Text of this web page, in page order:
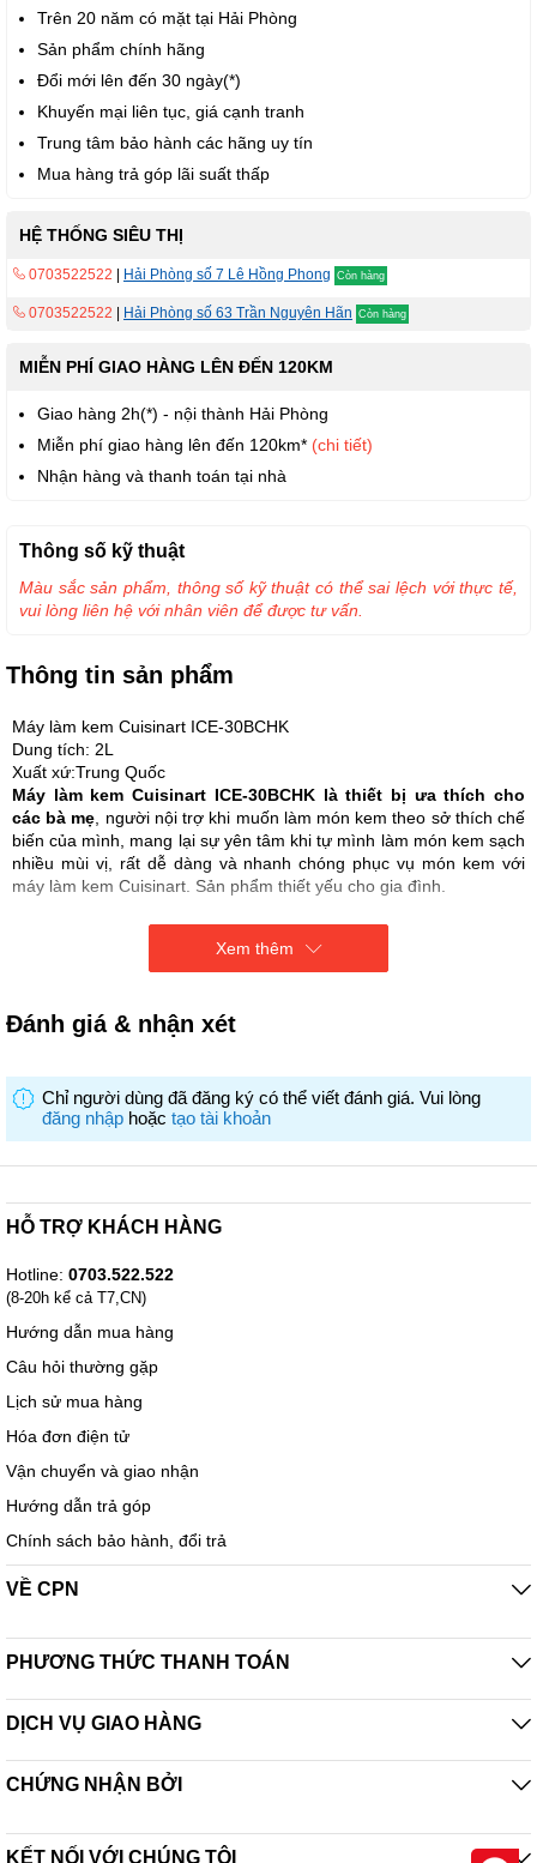
Trên 20 năm có mặt tại Hải Phòng
Sản phẩm chính hãng
Đổi mới lên đến 30 ngày(*)
Khuyến mại liên tục, giá cạnh tranh
Trung tâm bảo hành các hãng uy tín
Mua hàng trả góp lãi suất thấp
HỆ THỐNG SIÊU THỊ
0703522522 Hải Phòng số 7 Lê Hồng Phong Còn hàng
0703522522 Hải Phòng số 63 Trần Nguyên Hãn Còn hàng
MIỄN PHÍ GIAO HÀNG LÊN ĐẾN 120KM
Giao hàng 2h(*) - nội thành Hải Phòng
Miễn phí giao hàng lên đến 120km* (chi tiết)
Nhận hàng và thanh toán tại nhà
Thông tin sản phẩm
Máy làm kem Cuisinart ICE-30BCHK
Dung tích: 2L
Xuất xứ:Trung Quốc
Máy làm kem Cuisinart ICE-30BCHK là thiết bị ưa thích cho
các bà mẹ , người nội trợ khi muốn làm món kem theo sở thích chế
biến của mình, mang lại sự yên tâm khi tự mình làm món kem sạch
nhiều mùi vị, rất dễ dàng và nhanh chóng phục vụ món kem với
máy làm kem Cuisinart. Sản phẩm thiết yếu cho gia đình.
Xem thêm
Thông số kỹ thuật
Màu sắc sản phẩm, thông số kỹ thuật có thể sai lệch với thực tế,
vui lòng liên hệ với nhân viên để được tư vấn.
Đánh giá & nhận xét
Chỉ người dùng đã đăng ký có thể viết đánh giá. Vui lòng
đăng nhập hoặc tạo tài khoản
HỖ TRỢ KHÁCH HÀNG
Hotline: 0703.522.522
(8-20h kể cả T7,CN)
Hướng dẫn mua hàng
Câu hỏi thường gặp
Lịch sử mua hàng
Hóa đơn điện tử
Vận chuyển và giao nhận
Hướng dẫn trả góp
Chính sách bảo hành, đổi trả
VỀ CPN
PHƯƠNG THỨC THANH TOÁN
DỊCH VỤ GIAO HÀNG
CHỨNG NHẬN BỞI
KẾT NỐI VỚI CHÚNG TÔI